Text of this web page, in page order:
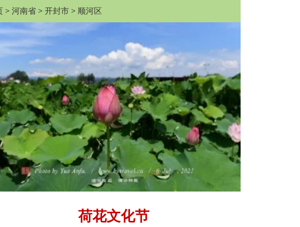
> 河南省 > 开封市 > 顺河区
荷花文化节